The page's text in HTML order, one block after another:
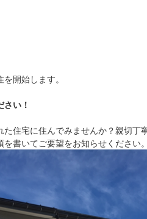
開始します。
い！
住宅に住んでみませんか？親切丁
書いてご要望をお知らせください